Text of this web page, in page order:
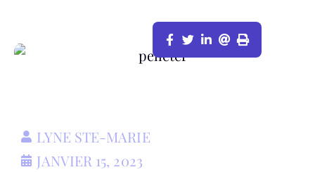
LYNE STE-MARIE
JANVIER 15, 2023